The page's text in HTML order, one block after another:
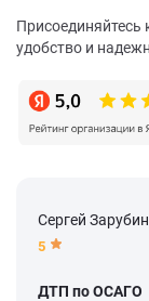
Присоединяйтесь
удобство и
Сергей Зарубин
5
ДТП по ОСАГО